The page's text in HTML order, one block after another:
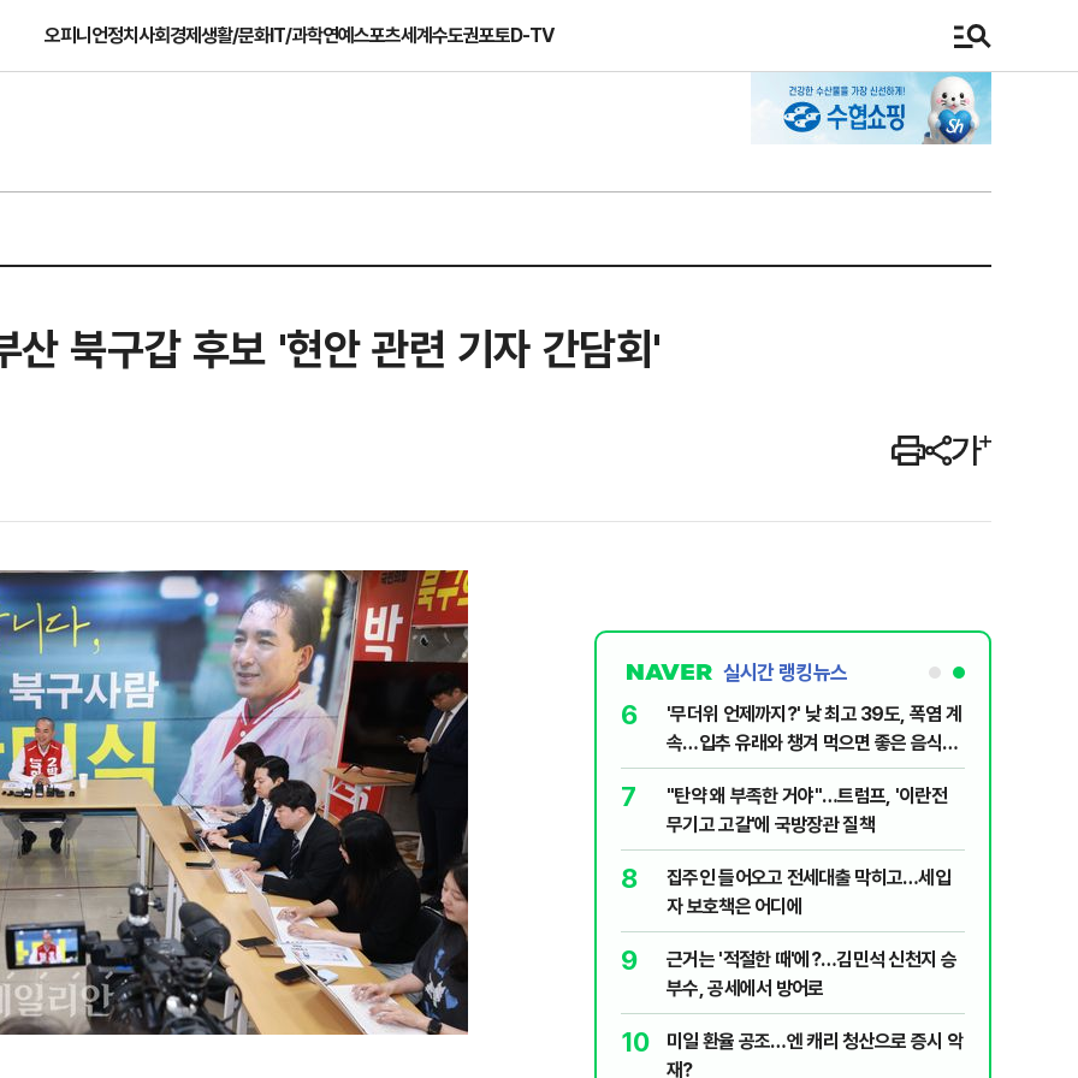
오피니언정치사회경제생활/문화IT/과학연예스포츠세계수도권포토D-TV
북구갑 후보 '현안 관련 기자 간담회'
실시간 랭킹뉴스
1
"오세훈이 주택 공급 않아" "입법과정에
반영"…민주당의 부동산 세제개편 해법은
2
[속보] 네이버, 2분기 영업익 5203억
원…전년비 0.2% 감소
3
[데일리안 오늘뉴스 종합] 축구협회 외국
인 심판에 성접대 의혹, 李대통령 20대 지
지율 하락 의식했나, 삼전닉스 올인은 금
물, SK하이닉스 프리마켓 시초가 논란 재
점화, 김민석 "과반 승리 가능성 99%" 등
4
“월급만으론 집 못 사”…레버리지에 올라
탄 청년들 [Now 2.30]
5
美 원정출산 전면 차단…트럼프, '출생시
6
'무더위 언제까지?' 낮 최고 39도, 폭염 계
속…입추 유래와 챙겨 먹으면 좋은 음식
[오늘 날씨]
7
"탄약 왜 부족한 거야"…트럼프, '이란전
무기고 고갈'에 국방장관 질책
8
집주인 들어오고 전세대출 막히고…세입
자 보호책은 어디에
9
근거는 '적절한 때'에?…김민석 신천지 승
부수, 공세에서 방어로
10
미일 환율 공조…엔 캐리 청산으로 증시 악
재?